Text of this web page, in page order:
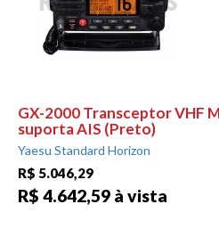
GX-2000 Transceptor VHF
suporta AIS (Preto)
Yaesu Standard Horizon
R$ 5.046,29
R$ 4.642,59 à vista